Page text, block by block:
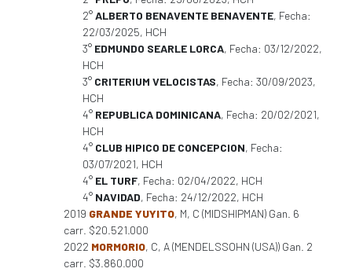
2°ALBERTO BENAVENTE BENAVENTE, Fecha:
22/03/2025, HCH
3° EDMUNDO SEARLE LORCA, Fecha: 03/12/2022,
HCH
3° CRITERIUM VELOCISTAS, Fecha: 30/09/2023,
HCH
4° REPUBLICA DOMINICANA, Fecha: 20/02/2021,
HCH
4° CLUB HIPICO DE CONCEPCION, Fecha:
03/07/2021, HCH
4° EL TURF, Fecha: 02/04/2022, HCH
4° NAVIDAD, Fecha: 24/12/2022, HCH
2019 GRANDE YUYITO, M, C (MIDSHIPMAN) Gan. 6
carr. $20.521.000
2022 MORMORIO, C, A (MENDELSSOHN (USA)) Gan. 2
carr. $3.860.000